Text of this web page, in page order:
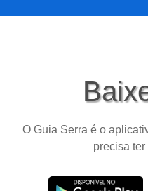
O Guia Serra é o
precisa